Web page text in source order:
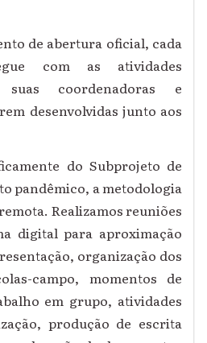
de abertura oficial, cada
com as atividades
suas coordenadoras e
desenvolvidas junto aos
do Subprojeto de
pandêmico, a metodologia
Realizamos reuniões
digital para aproximação
organização dos
campo, momentos de
em grupo, atividades
produção de escrita